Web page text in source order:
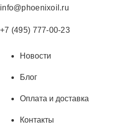
Перейти
содержимому
info@phoenixoil.ru
+7 (495) 777-00-23
Новости
Блог
Оплата и доставка
Контакты